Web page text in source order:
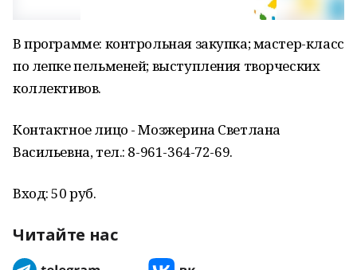
В программе: контрольная закупка; мастер-класс
по лепке пельменей; выступления творческих
коллективов.
Контактное лицо - Мозжерина Светлана
Васильевна, тел.: 8-961-364-72-69.
Вход: 50 руб.
Читайте нас